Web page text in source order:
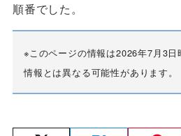
順番でした。
※このページの情報は2026年7月3
情報とは異なる可能性があります。